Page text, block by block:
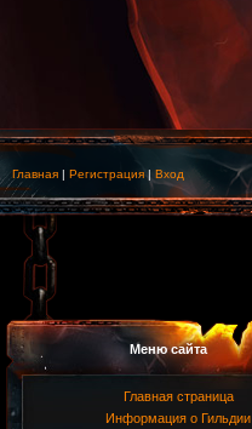
Главная | Регистрация | Вход
Меню сайта
Главная страница
Информация о Гильдии